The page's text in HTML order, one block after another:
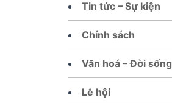
Tin tức – Sự kiện
Chính sách
Văn hoá – Đời sống
Lễ hội